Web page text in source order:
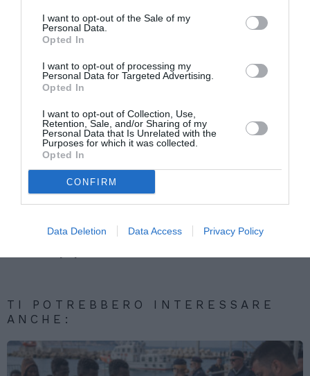
I want to opt-out of the Sale of my
Personal Data.
Opted In
I want to opt-out of processing my
Personal Data for Targeted Advertising.
Opted In
I want to opt-out of Collection, Use,
Retention, Sale, and/or Sharing of my
Personal Data that Is Unrelated with the
Purposes for which it was collected.
Opted In
CONFIRM
Data Deletion Data Access Privacy Policy
lavori come collaboratrice domestica e
assistente familiare. Gli uomini sono, invece,
impiegati nei settori dell’industria, delle
costruzioni e dei servizi con le mansioni di operai
specializzati e conduttori di impianti.
Modello M Ingresso distacco lavoratori
contratto appalto
Veneto: gli stranieri residenti sono il 7,3%
TI POTREBBERO INTERESSARE
ANCHE: